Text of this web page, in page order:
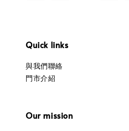
Quick links
與我們聯絡
門市介紹
Our mission